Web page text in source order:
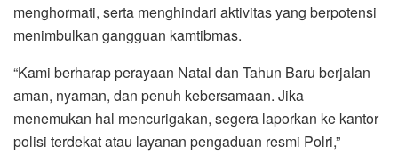
menghormati, serta menghindari aktivitas yang berpotensi
menimbulkan gangguan kamtibmas.
“Kami berharap perayaan Natal dan Tahun Baru berjalan
aman, nyaman, dan penuh kebersamaan. Jika
menemukan hal mencurigakan, segera laporkan ke kantor
polisi terdekat atau layanan pengaduan resmi Polri,”